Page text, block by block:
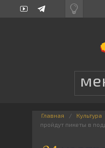
Главная Культура
пройдут пикеты в